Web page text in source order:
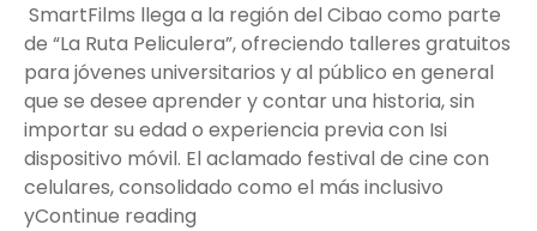
SmartFilms llega a la región del Cibao como parte
de “La Ruta Peliculera”, ofreciendo talleres gratuitos
para jóvenes universitarios y al público en general
que se desee aprender y contar una historia, sin
importar su edad o experiencia previa con Isi
dispositivo móvil. El aclamado festival de cine con
celulares, consolidado como el más inclusivo
yContinue reading